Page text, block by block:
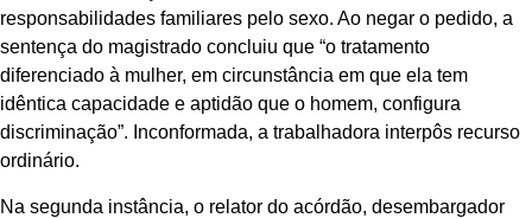
responsabilidades familiares pelo sexo. Ao negar o pedido, a
sentença do magistrado concluiu que “o tratamento
diferenciado à mulher, em circunstância em que ela tem
idêntica capacidade e aptidão que o homem, configura
discriminação”. Inconformada, a trabalhadora interpôs recurso
ordinário.
Na segunda instância, o relator do acórdão, desembargador